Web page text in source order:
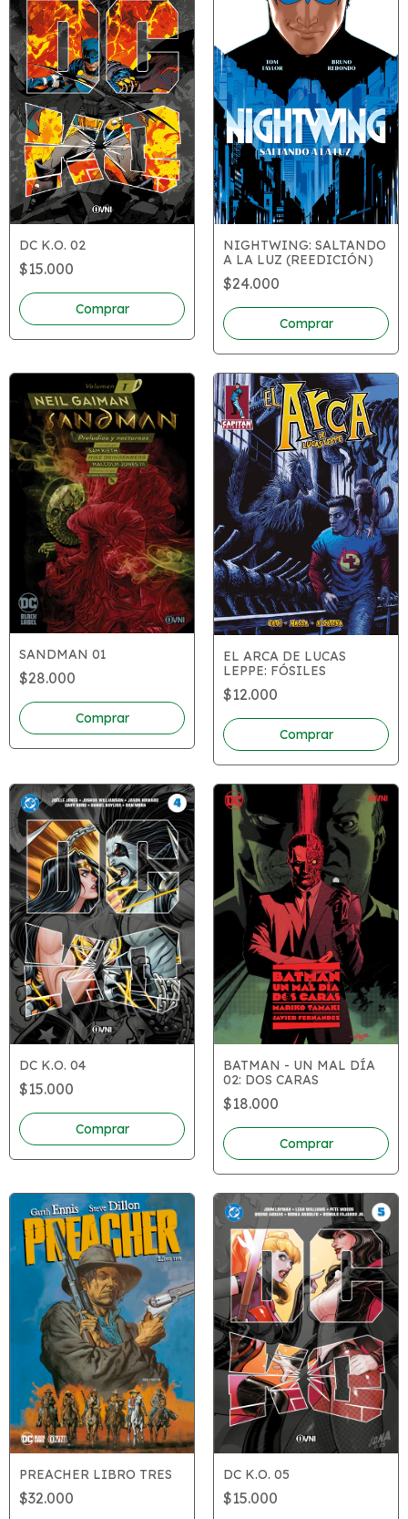
DC K.O. 02
$15.000
NIGHTWING: SALTANDO
A LA LUZ (REEDICIÓN)
$24.000
SANDMAN 01
$28.000
EL ARCA DE LUCAS
LEPPE: FÓSILES
$12.000
DC K.O. 04
$15.000
BATMAN - UN MAL DÍA
02: DOS CARAS
$18.000
PREACHER LIBRO TRES
$32.000
DC K.O. 05
$15.000